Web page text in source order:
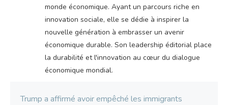
monde économique. Ayant un parcours riche en
innovation sociale, elle se dédie à inspirer la
nouvelle génération à embrasser un avenir
économique durable. Son leadership éditorial place
la durabilité et l'innovation au cœur du dialogue
économique mondial.
Trump a affirmé avoir empêché les immigrants